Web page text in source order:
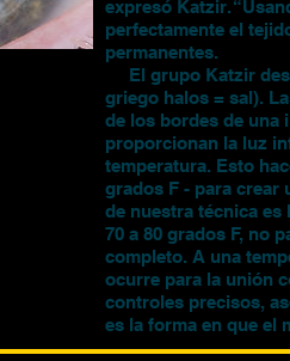
expresó Katzir.
perfectamente el
permanentes.
El grupo Katzir
griego halos = sal).
de los bordes de una
proporcionan la luz
temperatura. Esto
grados F - para crear
de nuestra técnica es
70 a 80 grados F, no
completo. A una
ocurre para la unión
controles precisos,
es la forma en que el